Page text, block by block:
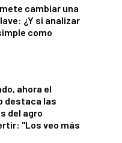
cambiar una
¿Y si analizar
como
ahora el
destaca las
del agro
"Los veo más